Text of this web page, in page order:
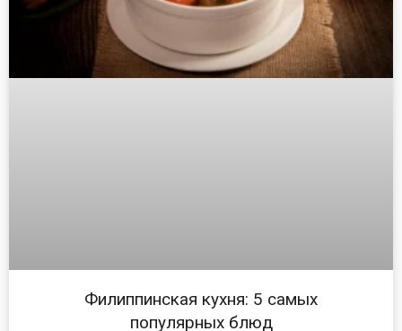
Филиппинская кухня: 5 самых
популярных блюд